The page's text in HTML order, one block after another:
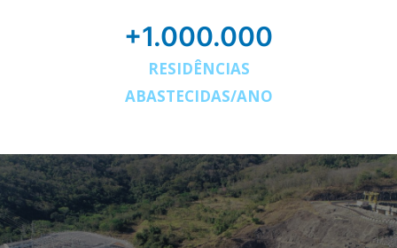
+1.000.000
RESIDÊNCIAS
ABASTECIDAS/ANO